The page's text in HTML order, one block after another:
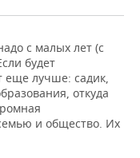
с малых лет (с
будет
еще лучше: садик,
откуда
и общество. Их